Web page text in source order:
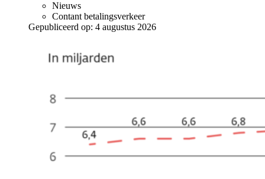
Nieuws
Contant betalingsverkeer
Gepubliceerd op: 4 augustus 2026